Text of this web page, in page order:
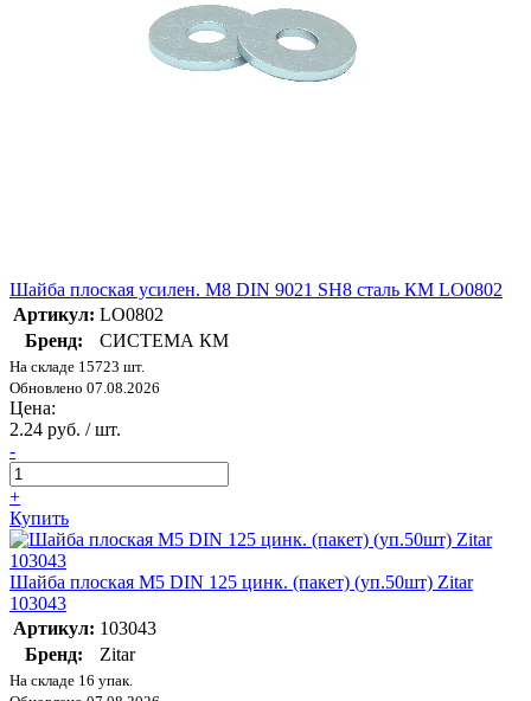
Шайба плоская усилен. М8 DIN 9021 SH8 сталь КМ LO0802
Артикул: LO0802
Бренд:
СИСТЕМА КМ
На складе 15723 шт.
Обновлено 07.08.2026
Цена:
2.24 руб. / шт.
-
+
Купить
Шайба плоская М5 DIN 125 цинк. (пакет) (уп.50шт) Zitar
103043
Артикул: 103043
Бренд:
Zitar
На складе 16 упак.